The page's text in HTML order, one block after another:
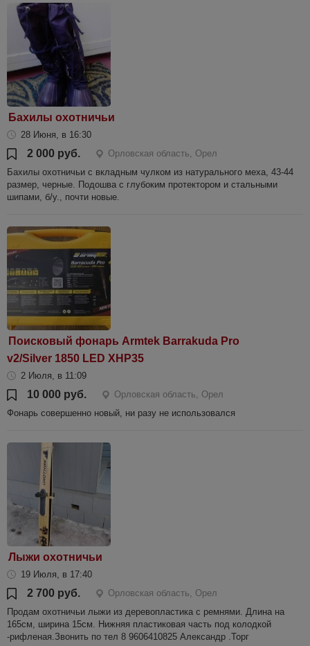
Бахилы охотничьи
28 Июня, в 16:30
2 000 руб.
Орловская область, Орел
Бахилы охотничьи с вкладным чулком из натурального меха, 43-44
размер, черные. Подошва с глубоким протектором и стальными
шипами, б/у., почти новые.
Поисковый фонарь Armtek Barrakuda Pro
v2/Silver 1850 LED XHP35
2 Июля, в 11:09
10 000 руб.
Орловская область, Орел
Фонарь совершенно новый, ни разу не использовался
Лыжи охотничьи
19 Июля, в 17:40
2 700 руб.
Орловская область, Орел
Продам охотничьи лыжи из деревопластика с ремнями. Длина на
165см, ширина 15см. Нижняя пластиковая часть под колодкой
-рифленая.Звонить по тел 8 9606410825 Александр .Торг